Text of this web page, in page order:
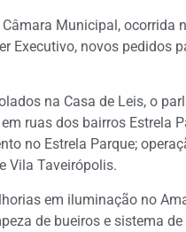
Municipal, ocorrida
Executivo, novos pedidos
na Casa de Leis, o
ruas dos bairros Estrela
no Estrela Parque;
Vila Taveirópolis.
em iluminação no
de bueiros e sistema